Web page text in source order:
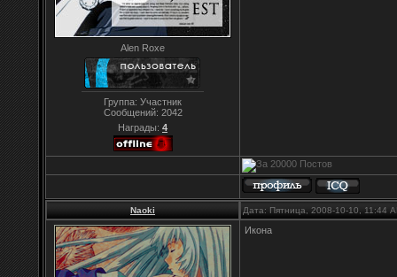
Alen Roxe
Группа: Участник
Сообщений: 2042
Награды: 4
Naoki Дата: Пятница, 2008-10-10, 11:44
Икона